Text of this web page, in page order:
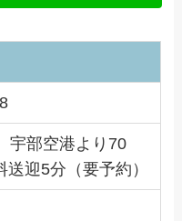
宇部空港より70
迎5分（要予約）